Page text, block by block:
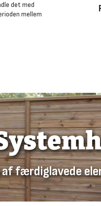
det med
mellem
af færdiglavede